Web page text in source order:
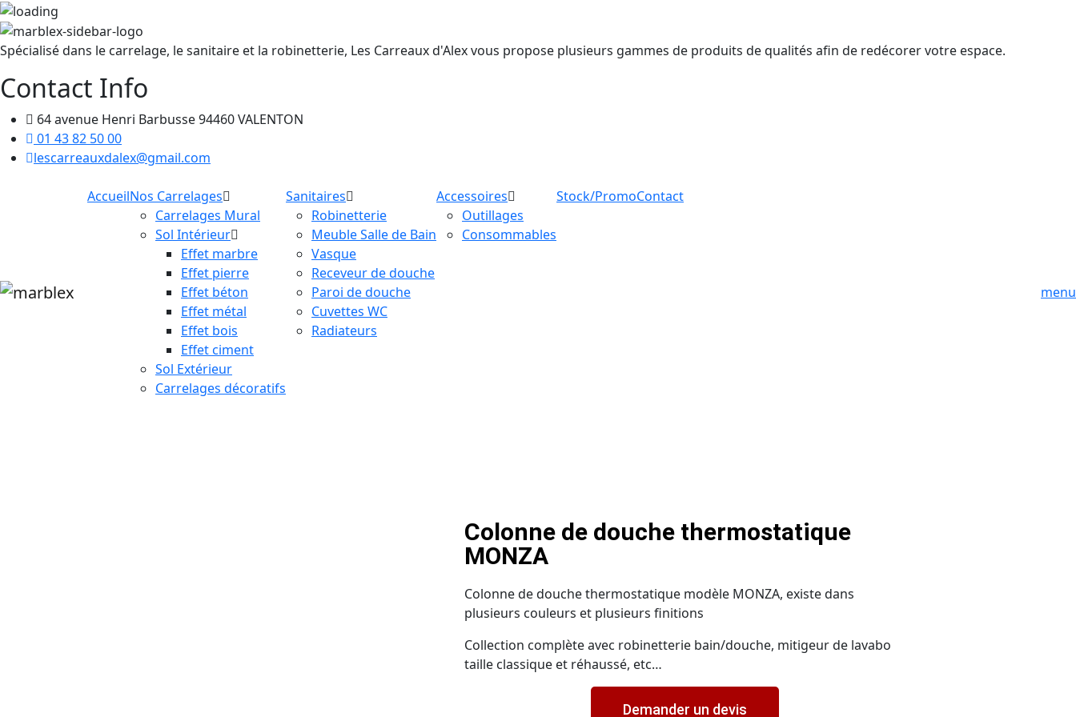
Spécialisé dans le carrelage, le sanitaire et la robinetterie, Les Carreaux d'Alex vous propose plusieurs gammes de produits de qualités afin de redécorer votre espace.
Contact Info
64 avenue Henri Barbusse 94460 VALENTON
01 43 82 50 00
lescarreauxdalex@gmail.com
AccueilNos Carrelages
Carrelages Mural
Sol Intérieur
Effet marbre
Effet pierre
Effet béton
Effet métal
Effet bois
Effet ciment
Sol Extérieur
Carrelages décoratifs
Sanitaires
Robinetterie
Meuble Salle de Bain
Vasque
Receveur de douche
Paroi de douche
Cuvettes WC
Radiateurs
Accessoires
Outillages
Consommables
Stock/PromoContact
menu
Colonne de douche thermostatique
MONZA
Colonne de douche thermostatique modèle MONZA, existe dans
plusieurs couleurs et plusieurs finitions
Collection complète avec robinetterie bain/douche, mitigeur de lavabo
taille classique et réhaussé, etc…
Demander un devis